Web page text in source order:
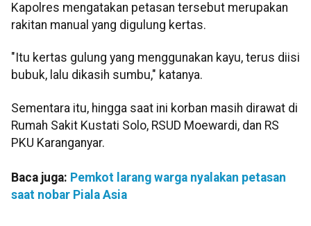
Kapolres mengatakan petasan tersebut merupakan
rakitan manual yang digulung kertas.
"Itu kertas gulung yang menggunakan kayu, terus diisi
bubuk, lalu dikasih sumbu," katanya.
Sementara itu, hingga saat ini korban masih dirawat di
Rumah Sakit Kustati Solo, RSUD Moewardi, dan RS
PKU Karanganyar.
Baca juga: Pemkot larang warga nyalakan petasan
saat nobar Piala Asia